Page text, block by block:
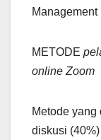
Management
METODE
online Zoom
Metode
diskusi (40%)